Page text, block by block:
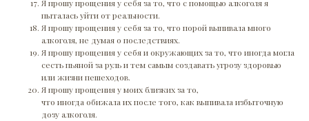
Я прошу прощения у себя за то, что с помощью алкоголя я
пыталась уйти от реальности.
Я прошу прощения у себя за то, что порой выпивала много
алкоголя, не думая о последствиях.
Я прошу прощения у себя и окружающих за то, что иногда могла
сесть пьяной за руль и тем самым создавать угрозу здоровью
или жизни пешеходов.
Я прошу прощения у моих близких за то,
что иногда обижала их после того, как выпивала избыточную
дозу алкоголя.